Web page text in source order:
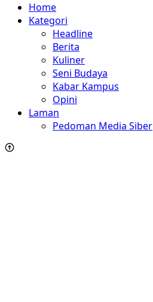
Home
Kategori
Headline
Berita
Kuliner
Seni Budaya
Kabar Kampus
Opini
Laman
Pedoman Media Siber